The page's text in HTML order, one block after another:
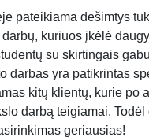
pateikiama dešimtys
kuriuos įkėlė
su skirtingais
darbas yra patikrintas
kitų klientų, kurie po
darbą teigiamai. Todėl
geriausias!